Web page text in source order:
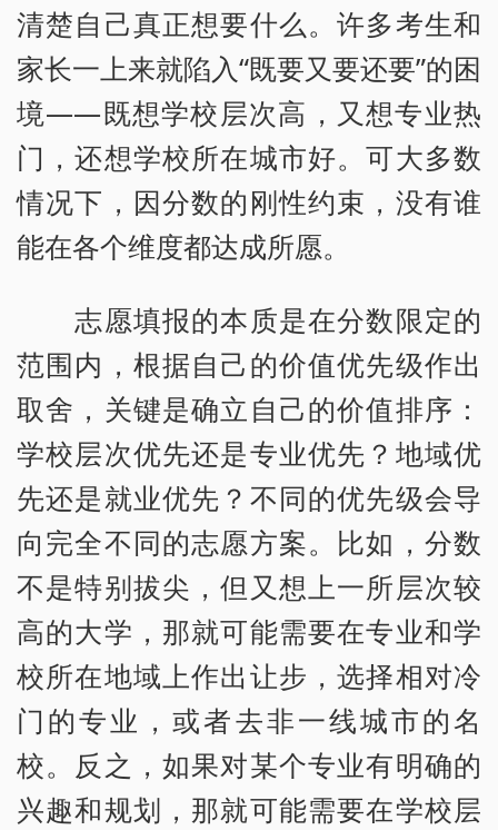
清楚自己真正想要什么。许多考生和
家长一上来就陷入“既要又要还要”的困
境——既想学校层次高，又想专业热
门，还想学校所在城市好。可大多数
情况下，因分数的刚性约束，没有谁
能在各个维度都达成所愿。
志愿填报的本质是在分数限定的
范围内，根据自己的价值优先级作出
取舍，关键是确立自己的价值排序：
学校层次优先还是专业优先？地域优
先还是就业优先？不同的优先级会导
向完全不同的志愿方案。比如，分数
不是特别拔尖，但又想上一所层次较
高的大学，那就可能需要在专业和学
校所在地域上作出让步，选择相对冷
门的专业，或者去非一线城市的名
校。反之，如果对某个专业有明确的
兴趣和规划，那就可能需要在学校层